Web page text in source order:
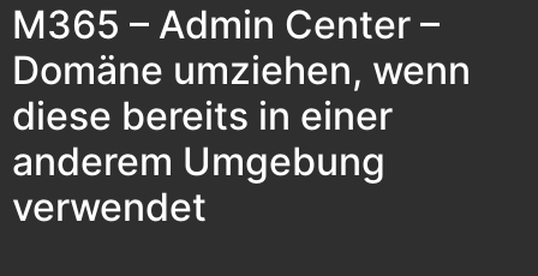
M365 – Admin Center –
Domäne umziehen, wenn
diese bereits in einer
anderem Umgebung
verwendet